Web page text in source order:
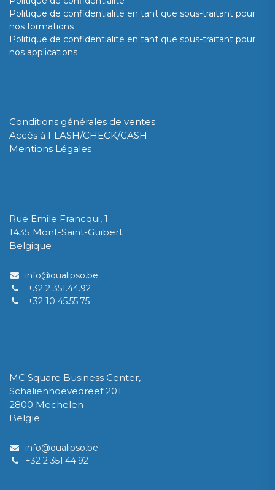
Politique de confidentialité en tant que sous-traitant pour
nos formations
Politique de confidentialité en tant que sous-traitant pour
nos applications
Conditions générales de ventes
Accès à FLASH/CHECK/CASH
Mentions Légales
Rue Emile Francqui, 1
1435 Mont-Saint-Guibert
Belgique
info@qualipso.be
+32 2 351.44.92
+32 10 45.55.75
MC Square Business Center,
Schaliënhoevedreef 20T
2800 Mechelen
Belgïe
info@qualipso.be​
​+32 2 351.44.92